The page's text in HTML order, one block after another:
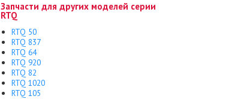
Запчасти для других моделей серии
RTQ
RTQ 50
RTQ 837
RTQ 64
RTQ 920
RTQ 82
RTQ 1020
RTQ 105